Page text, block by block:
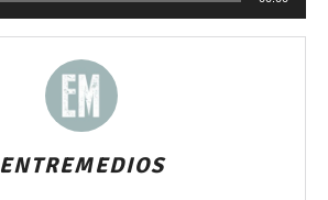
ENTREMEDIOS